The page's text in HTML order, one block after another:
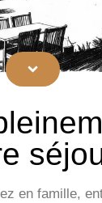
en famille,